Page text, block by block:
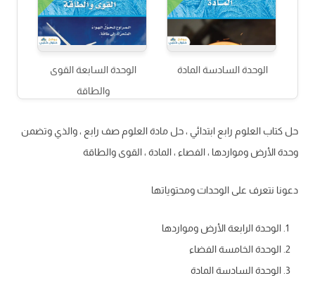
الوحدة السادسة المادة
الوحدة السابعة القوى
والطاقة
حل كتاب العلوم رابع ابتدائي ، حل مادة العلوم صف رابع ، والذي وتضمن
وحدة الأرض ومواردها ، الفصاء ، المادة ، القوى والطاقة
دعونا نتعرف على الوحدات ومحتوياتها
الوحدة الرابعة الأرض ومواردها
الوحدة الخامسة الفضاء
الوحدة السادسة المادة